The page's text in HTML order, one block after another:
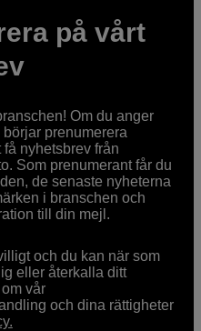
på vårt
Om du anger
prenumerera
nyhetsbrev från
Som prenumerant får du
de senaste nyheterna
i branschen och
till din mejl.
och du kan när som
eller återkalla ditt
vår
och dina rättigheter